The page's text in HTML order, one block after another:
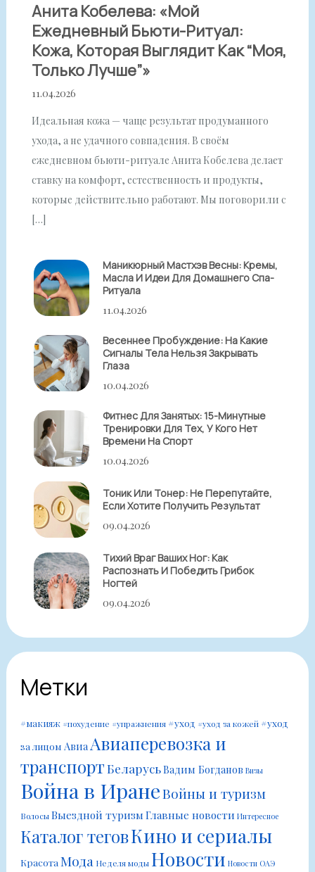
Анита Кобелева: «Мой
Ежедневный Бьюти-Ритуал:
Кожа, Которая Выглядит Как “моя,
Только Лучше”»
11.04.2026
Идеальная кожа — чаще результат продуманного
ухода, а не удачного совпадения. В своём
ежедневном бьюти-ритуале Анита Кобелева делает
ставку на комфорт, естественность и продукты,
которые действительно работают. Мы поговорили с
[…]
Маникюрный Мастхэв Весны: Кремы,
Масла И Идеи Для Домашнего Спа-
Ритуала
11.04.2026
Весеннее Пробуждение: На Какие
Сигналы Тела Нельзя Закрывать
Глаза
10.04.2026
Фитнес Для Занятых: 15-Минутные
Тренировки Для Тех, У Кого Нет
Времени На Спорт
10.04.2026
Тоник Или Тонер: Не Перепутайте,
Если Хотите Получить Результат
09.04.2026
Тихий Враг Ваших Ног: Как
Распознать И Победить Грибок
Ногтей
09.04.2026
Метки
#макияж #похудение #упражнения #уход #уход за кожей #уход
за лицом Авиа Авиаперевозка и
транспортБеларусьВадим Богданов Визы
Война в ИранеВойны и туризм
ВолосыВыездной туризмГлавные новости Интересное
Каталог теговКино и сериалы
Красота Мода Неделя моды Новости Новости ОАЭ